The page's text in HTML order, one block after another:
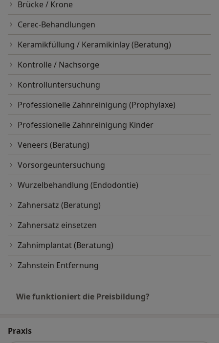
Brücke / Krone
Cerec-Behandlungen
Keramikfüllung / Keramikinlay (Beratung)
Kontrolle / Nachsorge
Kontrolluntersuchung
Professionelle Zahnreinigung (Prophylaxe)
Professionelle Zahnreinigung Kinder
Veneers (Beratung)
Vorsorgeuntersuchung
Wurzelbehandlung (Endodontie)
Zahnersatz (Beratung)
Zahnersatz einsetzen
Zahnimplantat (Beratung)
Zahnstein Entfernung
Wie funktioniert die Preisbildung?
Praxis